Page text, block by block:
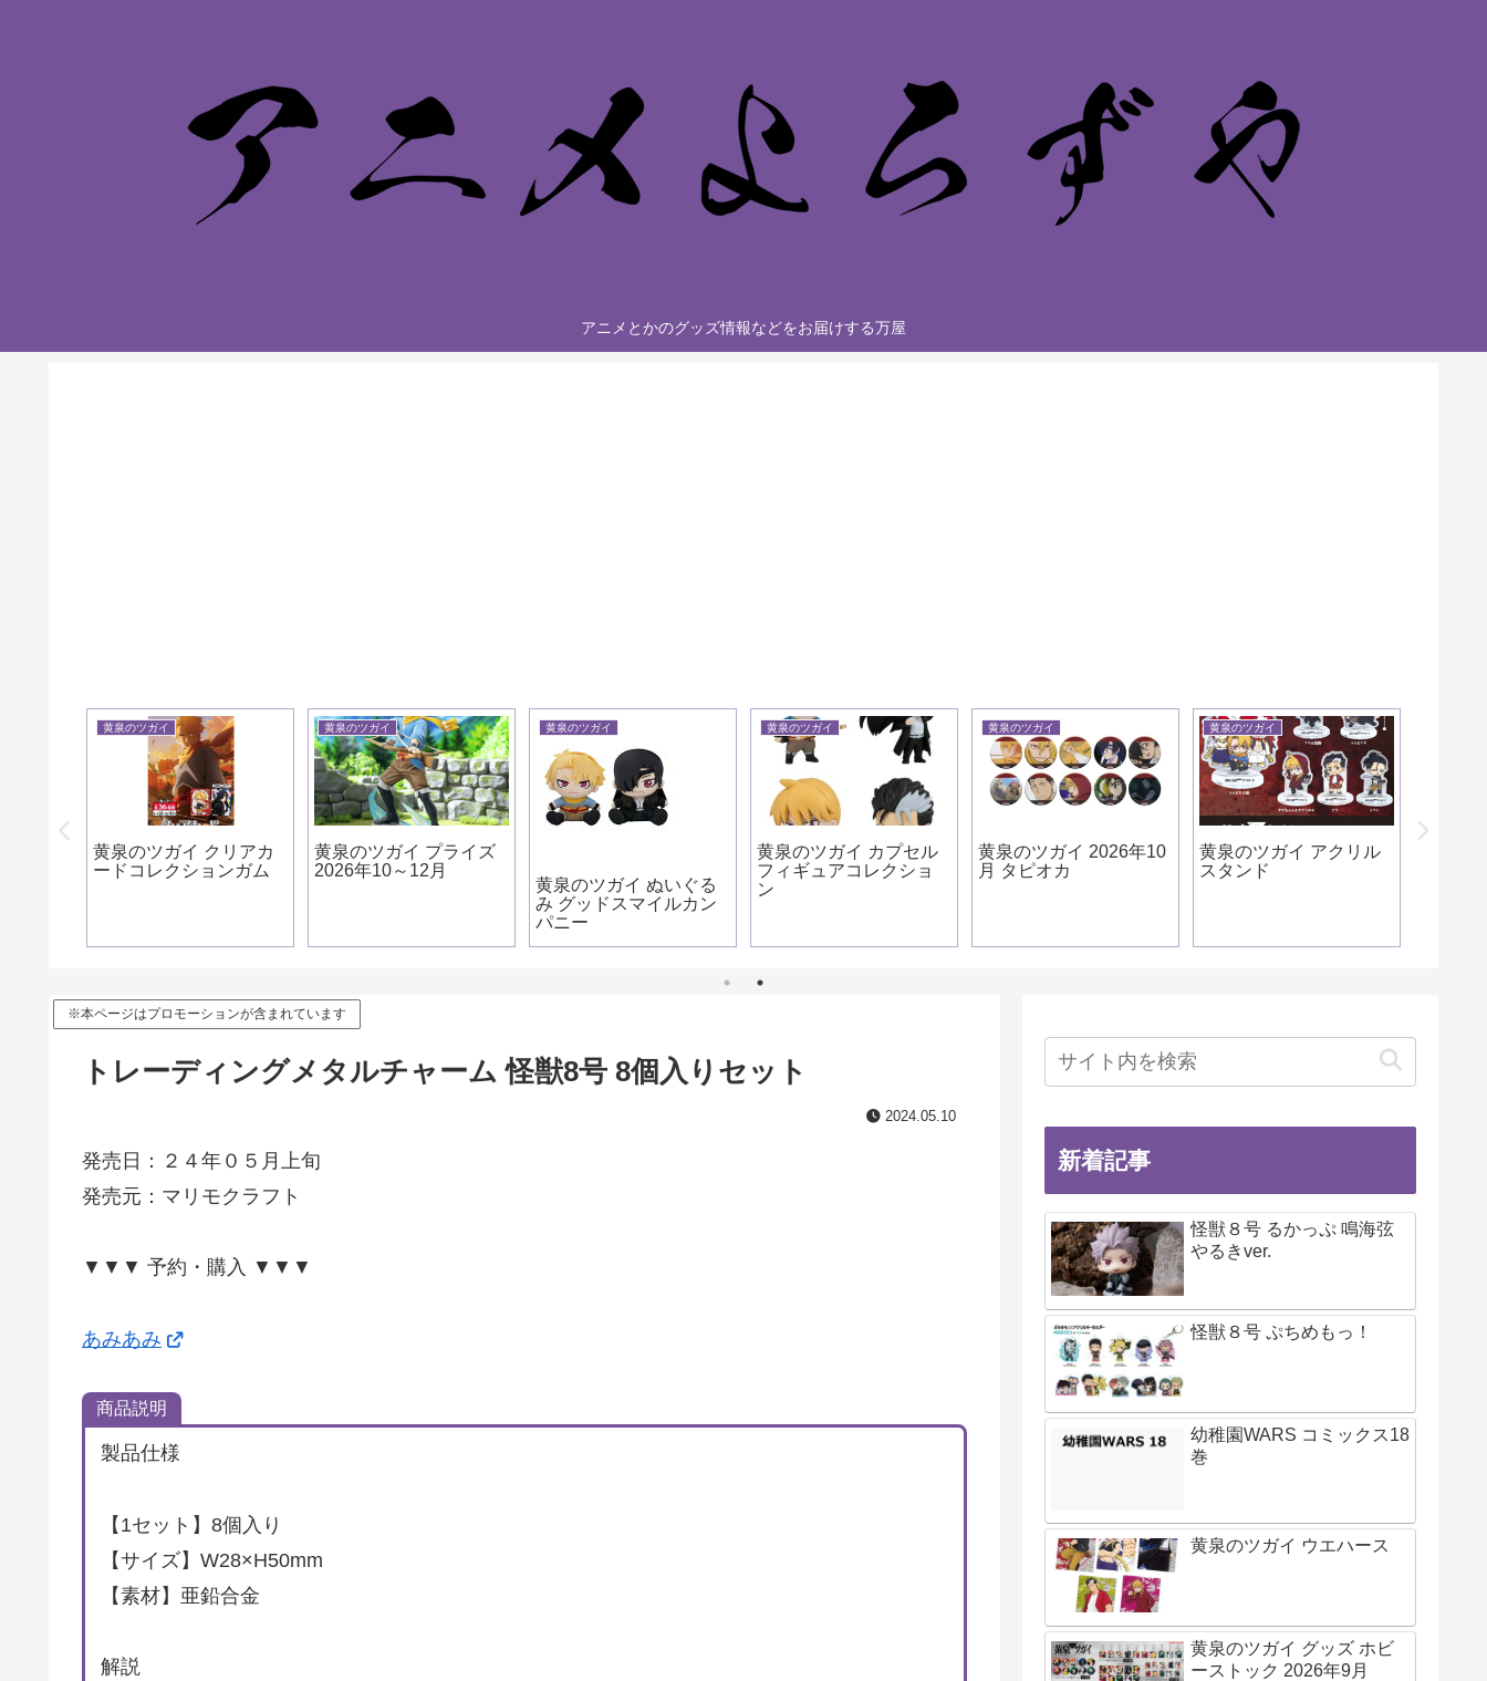
アニメとかのグッズ情報などをお届けする万屋
黄泉のツガイ
黄泉のツガイ クリアカ
ードコレクションガム
黄泉のツガイ
黄泉のツガイ プライズ
2026年10～12月
黄泉のツガイ
黄泉のツガイ ぬいぐる
み グッドスマイルカン
パニー
黄泉のツガイ
黄泉のツガイ カプセル
フィギュアコレクショ
ン
黄泉のツガイ
黄泉のツガイ 2026年10
月 タピオカ
黄泉のツガイ
黄泉のツガイ アクリル
スタンド
※本ページはプロモーションが含まれています
トレーディングメタルチャーム 怪獣8号 8個入りセット
2024.05.10
発売日：２４年０５月上旬
発売元：マリモクラフト
▼▼▼ 予約・購入 ▼▼▼
あみあみ
商品説明
製品仕様
【1セット】8個入り
【サイズ】W28×H50mm
【素材】亜鉛合金
解説
新着記事
怪獣８号 るかっぷ 鳴海弦
やるきver.
怪獣８号 ぷちめもっ！
幼稚園WARS コミックス18
巻
黄泉のツガイ ウエハース
黄泉のツガイ グッズ ホビ
ーストック 2026年9月